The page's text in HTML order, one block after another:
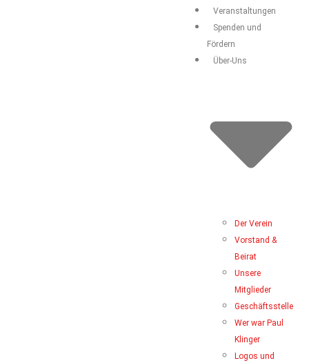
Veranstaltungen
Spenden und
Fördern
Über-Uns
Der Verein
Vorstand &
Beirat
Unsere
Mitglieder
Geschäftsstelle
Wer war Paul
Klinger
Logos und